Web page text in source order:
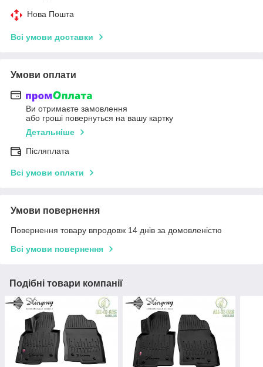
Нова Пошта
Всі умови доставки
Умови оплати
Ви отримаєте замовлення
або гроші повернуться на вашу картку
Детальніше
Післяплата
Всі умови оплати
Умови повернення
Повернення товару впродовж 14 днів за домовленістю
Всі умови повернення
Подібні товари компанії